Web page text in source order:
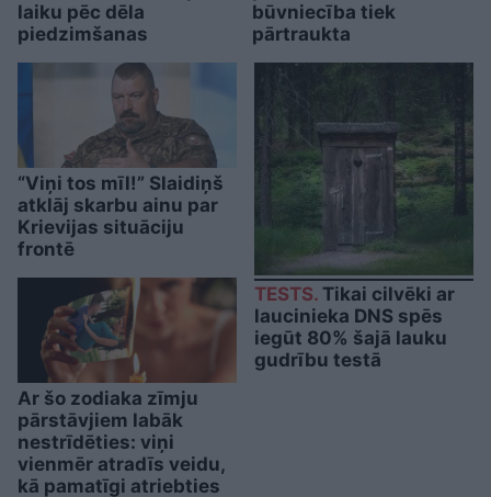
laiku pēc dēla
piedzimšanas
būvniecība tiek
pārtraukta
“Viņi tos mīl!” Slaidiņš
atklāj skarbu ainu par
Krievijas situāciju
frontē
Ar šo zodiaka zīmju
pārstāvjiem labāk
nestrīdēties: viņi
vienmēr atradīs veidu,
kā pamatīgi atriebties
TESTS. Tikai cilvēki ar
laucinieka DNS spēs
iegūt 80% šajā lauku
gudrību testā